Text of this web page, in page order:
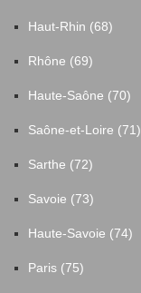
Haut-Rhin (68)
Rhône (69)
Haute-Saône (70)
Saône-et-Loire (71)
Sarthe (72)
Savoie (73)
Haute-Savoie (74)
Paris (75)